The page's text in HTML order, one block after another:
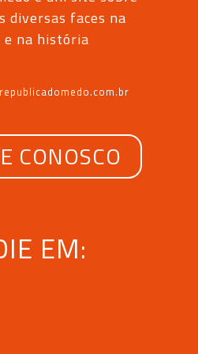
diversas faces na
na história
CONOSCO
EM: